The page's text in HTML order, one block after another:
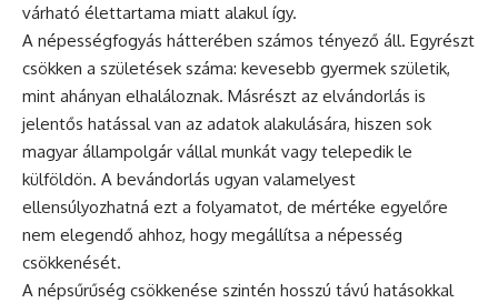
várható élettartama miatt alakul így.
A népességfogyás hátterében számos tényező áll. Egyrészt
csökken a születések száma: kevesebb gyermek születik,
mint ahányan elhaláloznak. Másrészt az elvándorlás is
jelentős hatással van az adatok alakulására, hiszen sok
magyar állampolgár vállal munkát vagy telepedik le
külföldön. A bevándorlás ugyan valamelyest
ellensúlyozhatná ezt a folyamatot, de mértéke egyelőre
nem elegendő ahhoz, hogy megállítsa a népesség
csökkenését.
A népsűrűség csökkenése szintén hosszú távú hatásokkal